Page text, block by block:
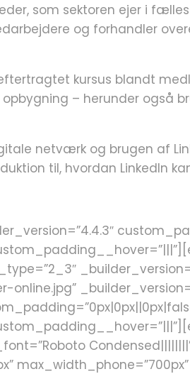
som sektoren ejer i
og forhandler
kursus blandt
– herunder
netværk og brugen af
til, hvordan LinkedIn